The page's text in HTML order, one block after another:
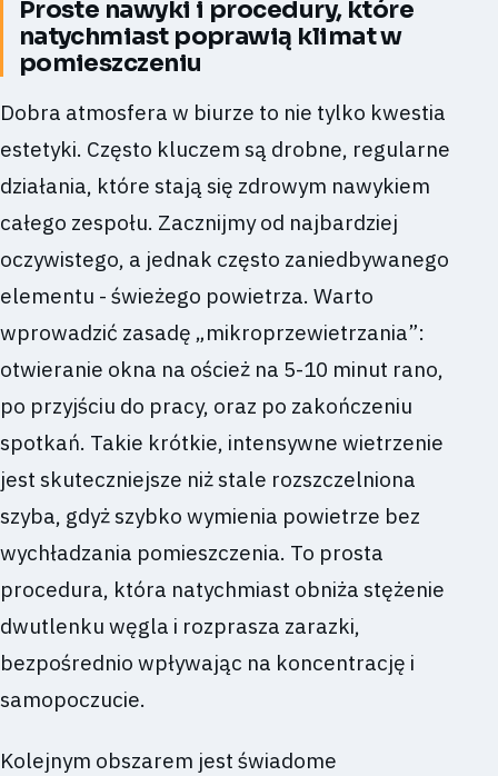
Proste nawyki i procedury, które
natychmiast poprawią klimat w
pomieszczeniu
Dobra atmosfera w biurze to nie tylko kwestia
estetyki. Często kluczem są drobne, regularne
działania, które stają się zdrowym nawykiem
całego zespołu. Zacznijmy od najbardziej
oczywistego, a jednak często zaniedbywanego
elementu - świeżego powietrza. Warto
wprowadzić zasadę „mikroprzewietrzania”:
otwieranie okna na oścież na 5-10 minut rano,
po przyjściu do pracy, oraz po zakończeniu
spotkań. Takie krótkie, intensywne wietrzenie
jest skuteczniejsze niż stale rozszczelniona
szyba, gdyż szybko wymienia powietrze bez
wychładzania pomieszczenia. To prosta
procedura, która natychmiast obniża stężenie
dwutlenku węgla i rozprasza zarazki,
bezpośrednio wpływając na koncentrację i
samopoczucie.
Kolejnym obszarem jest świadome